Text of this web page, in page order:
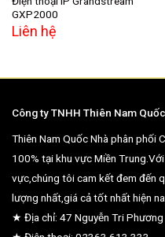
GXP2000
Liên hệ
Công ty TNHH Thiên Nam Quốc
Thiên Nam Quốc Nhà phân phối
100% tại khu vực Miền
vực,chúng tôi cam kết đem đến
lượng nhất,giá cả tốt nhất hiện
★ Địa chỉ: 47 Nguyễn Tri Phương